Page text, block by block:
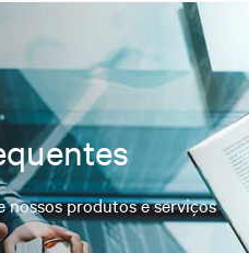
produtos e serviços